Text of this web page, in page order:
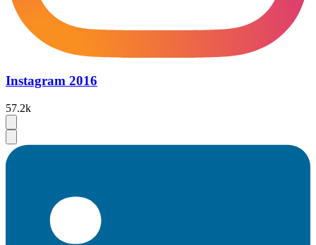
Instagram 2016
57.2k